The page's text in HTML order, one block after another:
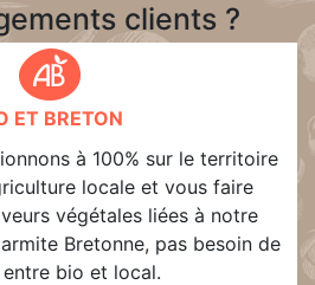
clients ?
ET BRETON
à 100% sur le territoire
locale et vous faire
végétales liées à notre
Bretonne, pas besoin de
bio et local.